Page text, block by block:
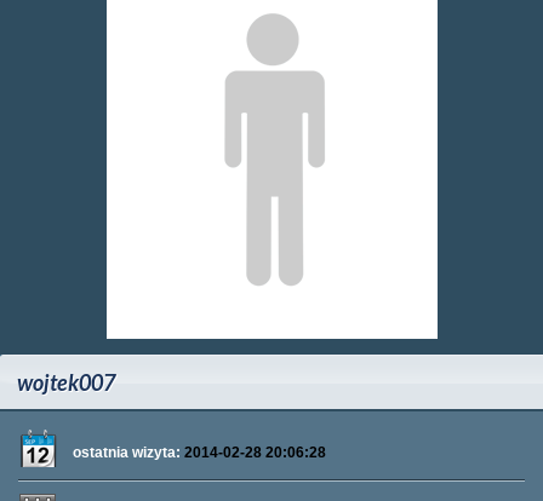
wojtek007
ostatnia wizyta: 2014-02-28 20:06:28